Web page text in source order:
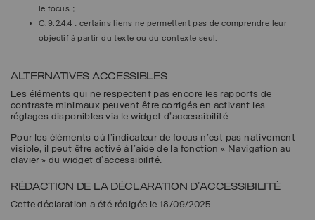
le focus ;
C.9.2.4.4 : certains liens ne permettent pas de comprendre leur
objectif à partir du texte ou du contexte seul.
ALTERNATIVES ACCESSIBLES
Les éléments qui ne respectent pas encore les rapports de
contraste minimaux peuvent être corrigés en activant les
réglages disponibles via le widget d'accessibilité.
Pour les éléments où l'indicateur de focus n'est pas nativement
visible, il peut être activé à l'aide de la fonction « Navigation au
clavier » du widget d'accessibilité.
RÉDACTION DE LA DÉCLARATION D'ACCESSIBILITÉ
Cette déclaration a été rédigée le 18/09/2025.